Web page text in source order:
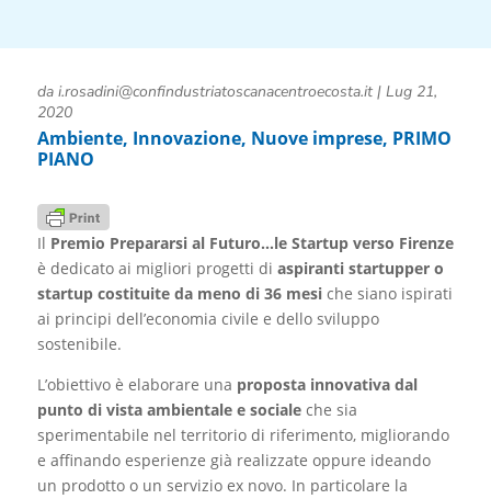
da i.rosadini@confindustriatoscanacentroecosta.it| Lug 21,
2020
Ambiente, Innovazione, Nuove imprese, PRIMO
PIANO
Il Premio Prepararsi al Futuro…le Startup verso Firenze
è dedicato ai migliori progetti di aspiranti startupper o
startup costituite da meno di 36 mesi che siano ispirati
ai principi dell’economia civile e dello sviluppo
sostenibile.
L’obiettivo è elaborare una proposta innovativa dal
punto di vista ambientale e socialeche sia
sperimentabile nel territorio di riferimento, migliorando
e affinando esperienze già realizzate oppure ideando
un prodotto o un servizio ex novo. In particolare la